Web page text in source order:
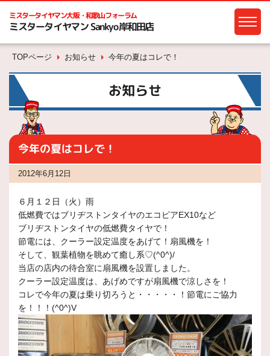
ミスタータイヤマン大阪・和歌山フォーラム
ミスタータイヤマン Sankyo岸和田店
TOPページ お知らせ 今年の夏はコレで！
お知らせ
今年の夏はコレで！
2012年6月12日
６月１２日（火）雨
低燃費ではブリヂストンタイヤのエコピアEX10など
ブリヂストンタイヤの低燃費タイヤで！
節電には、クーラー設定温度をあげて！扇風機を！
そして、観葉植物を眺めて癒し系♡(^0^)/
当店の店内の待合室に扇風機を設置しました。
クーラー設定温度は、あげめですが扇風機で涼しさを！
コレで今年の夏は乗り切ろうと・・・・・！節電にご協力
を！！！(^0^)V